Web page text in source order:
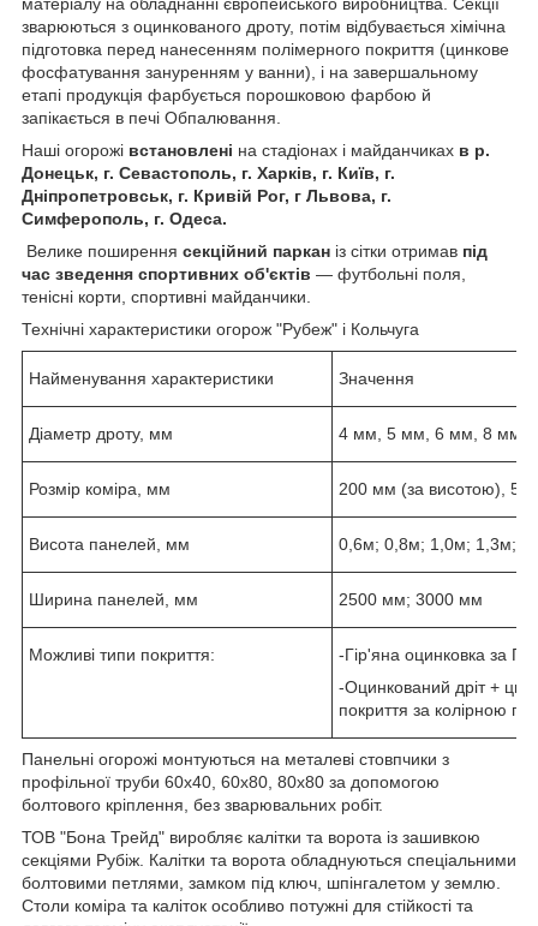
зварюються з оцинкованого дроту, потім відбувається хімічна
підготовка перед нанесенням полімерного покриття (цинкове
фосфатування зануренням у ванни), і на завершальному
етапі продукція фарбується порошковою фарбою й
запікається в печі Обпалювання.
Наші огорожі встановлені на стадіонах і майданчиках в р.
Донецьк, г. Севастополь, г. Харків, г. Київ, г.
Дніпропетровськ, г. Кривій Рог, г Львова, г.
Симферополь, г. Одеса.
Велике поширення секційний паркан із сітки отримав під
час зведення спортивних об'єктів — футбольні поля,
тенісні корти, спортивні майданчики.
Технічні характеристики огорож "Рубеж" і Кольчуга
Найменування характеристики Значення
Діаметр дроту, мм 4 мм, 5 мм, 6 мм, 8 мм.
Розмір коміра, мм 200 мм (за висотою), 50
Висота панелей, мм 0,6м; 0,8м; 1,0м; 1,3м;
Ширина панелей, мм 2500 мм; 3000 мм
Можливі типи покриття:
-Гір'яна оцинковка за
-Оцинкований дріт +
покриття за колірною
Панельні огорожі монтуються на металеві стовпчики з
профільної труби 60х40, 60х80, 80х80 за допомогою
болтового кріплення, без зварювальних робіт.
ТОВ "Бона Трейд" виробляє калітки та ворота із зашивкою
секціями Рубіж. Калітки та ворота обладнуються спеціальними
болтовими петлями, замком під ключ, шпінгалетом у землю.
Столи коміра та каліток особливо потужні для стійкості та